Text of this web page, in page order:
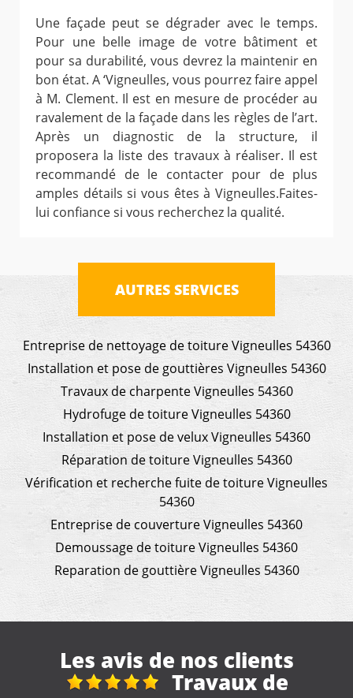
Une façade peut se dégrader avec le temps.
Pour une belle image de votre bâtiment et
pour sa durabilité, vous devrez la maintenir en
bon état. A ‘Vigneulles, vous pourrez faire appel
à M. Clement. Il est en mesure de procéder au
ravalement de la façade dans les règles de l’art.
Après un diagnostic de la structure, il
proposera la liste des travaux à réaliser. Il est
recommandé de le contacter pour de plus
amples détails si vous êtes à Vigneulles.Faites-
lui confiance si vous recherchez la qualité.
AUTRES SERVICES
Entreprise de nettoyage de toiture Vigneulles 54360
Installation et pose de gouttières Vigneulles 54360
Travaux de charpente Vigneulles 54360
Hydrofuge de toiture Vigneulles 54360
Installation et pose de velux Vigneulles 54360
Réparation de toiture Vigneulles 54360
Vérification et recherche fuite de toiture Vigneulles
54360
Entreprise de couverture Vigneulles 54360
Demoussage de toiture Vigneulles 54360
Reparation de gouttière Vigneulles 54360
Les avis de nos clients
Travaux de